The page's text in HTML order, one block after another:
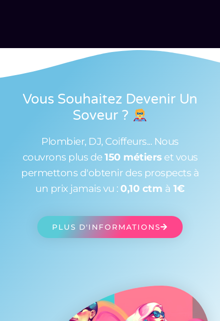
Vous Souhaitez Devenir Un
Soveur ?
Plombier, DJ, Coiffeurs... Nous
couvrons plus de 150 métiers et vous
permettons d'obtenir des prospects à
un prix jamais vu : 0,10 ctm à 1€
PLUS D'INFORMATIONS